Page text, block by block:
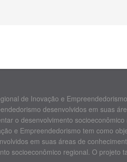
de Inovação e
desenvolvidos em suas
o desenvolvimento
e Empreendedorismo tem como
em suas áreas de
socioeconômico regional. O projeto